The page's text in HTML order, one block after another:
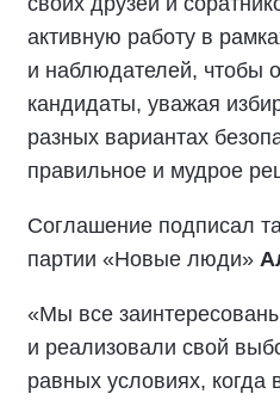
активную работу в
и наблюдателей, чтобы
кандидаты, уважая
разных вариантах
правильное и мудрое
Соглашение подписал
партии «Новые люди»
«Мы все
и реализовали свой
равных условиях, когда